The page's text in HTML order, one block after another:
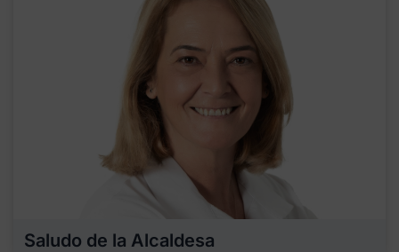
Saludo de la Alcaldesa